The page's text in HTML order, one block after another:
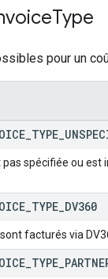
Type
pour un
TYPE
pas spécifiée ou est
TYPE DV360
facturés via
TYPE